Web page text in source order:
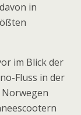
in
im Blick der
Fluss in der
Norwegen